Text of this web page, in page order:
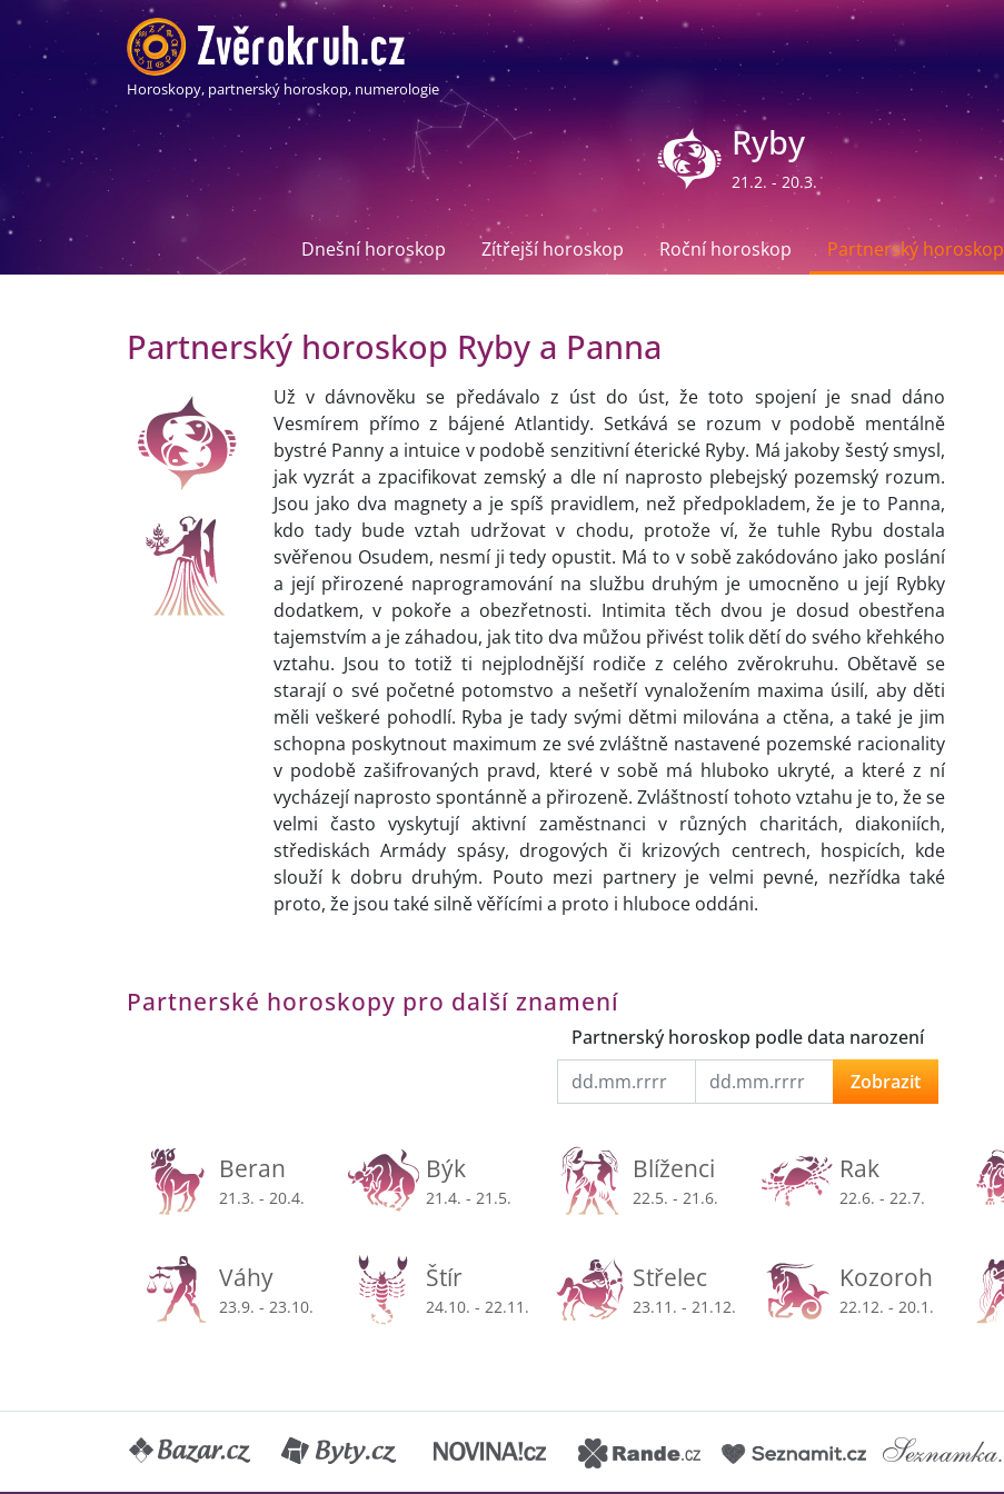
Horoskopy, partnerský horoskop, numerologie
Ryby
21.2. - 20.3.
Dnešní horoskop Zítřejší horoskop Roční horoskop Partnerský horoskop
Partnerský horoskop Ryby a Panna
Už v dávnověku se předávalo z úst do úst, že toto spojení je snad dáno
Vesmírem přímo z bájené Atlantidy. Setkává se rozum v podobě mentálně
bystré Panny a intuice v podobě senzitivní éterické Ryby. Má jakoby šestý smysl,
jak vyzrát a zpacifikovat zemský a dle ní naprosto plebejský pozemský rozum.
Jsou jako dva magnety a je spíš pravidlem, než předpokladem, že je to Panna,
kdo tady bude vztah udržovat v chodu, protože ví, že tuhle Rybu dostala
svěřenou Osudem, nesmí ji tedy opustit. Má to v sobě zakódováno jako poslání
a její přirozené naprogramování na službu druhým je umocněno u její Rybky
dodatkem, v pokoře a obezřetnosti. Intimita těch dvou je dosud obestřena
tajemstvím a je záhadou, jak tito dva můžou přivést tolik dětí do svého křehkého
vztahu. Jsou to totiž ti nejplodnější rodiče z celého zvěrokruhu. Obětavě se
starají o své početné potomstvo a nešetří vynaložením maxima úsilí, aby děti
měli veškeré pohodlí. Ryba je tady svými dětmi milována a ctěna, a také je jim
schopna poskytnout maximum ze své zvláštně nastavené pozemské racionality
v podobě zašifrovaných pravd, které v sobě má hluboko ukryté, a které z ní
vycházejí naprosto spontánně a přirozeně. Zvláštností tohoto vztahu je to, že se
velmi často vyskytují aktivní zaměstnanci v různých charitách, diakoniích,
střediskách Armády spásy, drogových či krizových centrech, hospicích, kde
slouží k dobru druhým. Pouto mezi partnery je velmi pevné, nezřídka také
proto, že jsou také silně věřícími a proto i hluboce oddáni.
Partnerské horoskopy pro další znamení
Partnerský horoskop podle data narození
Zobrazit
Beran
21.3. - 20.4.
Býk
21.4. - 21.5.
Blíženci
22.5. - 21.6.
Rak
22.6. - 22.7.
Váhy
23.9. - 23.10.
Štír
24.10. - 22.11.
Střelec
23.11. - 21.12.
Kozoroh
22.12. - 20.1.